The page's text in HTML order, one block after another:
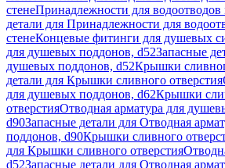
стенеПринадлежности для водоотводов
детали для Принадлежности для
стенеКонцевые фитинги для душевых
для душевых поддонов, d52Запасные
душевых поддонов, d52Крышки
детали для Крышки сливного отверстия
для душевых поддонов, d62Крышки
отверстияОтводная арматура для
d90Запасные детали для Отводная
поддонов, d90Крышки сливного
для Крышки сливного отверстия
d52Запасные детали для Отводная